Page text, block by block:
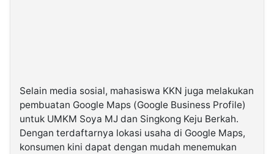
Selain media sosial, mahasiswa KKN juga melakukan
pembuatan Google Maps (Google Business Profile)
untuk UMKM Soya MJ dan Singkong Keju Berkah.
Dengan terdaftarnya lokasi usaha di Google Maps,
konsumen kini dapat dengan mudah menemukan